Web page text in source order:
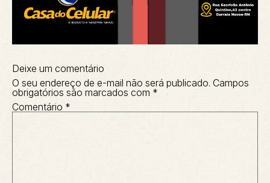
Deixe um comentário
O seu endereço de e-mail não será publicado. Campos
obrigatórios são marcados com *
Comentário *